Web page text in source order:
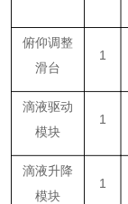
俯仰调整
滑台
1
滴液驱动
模块
1
滴液升降
模块
1